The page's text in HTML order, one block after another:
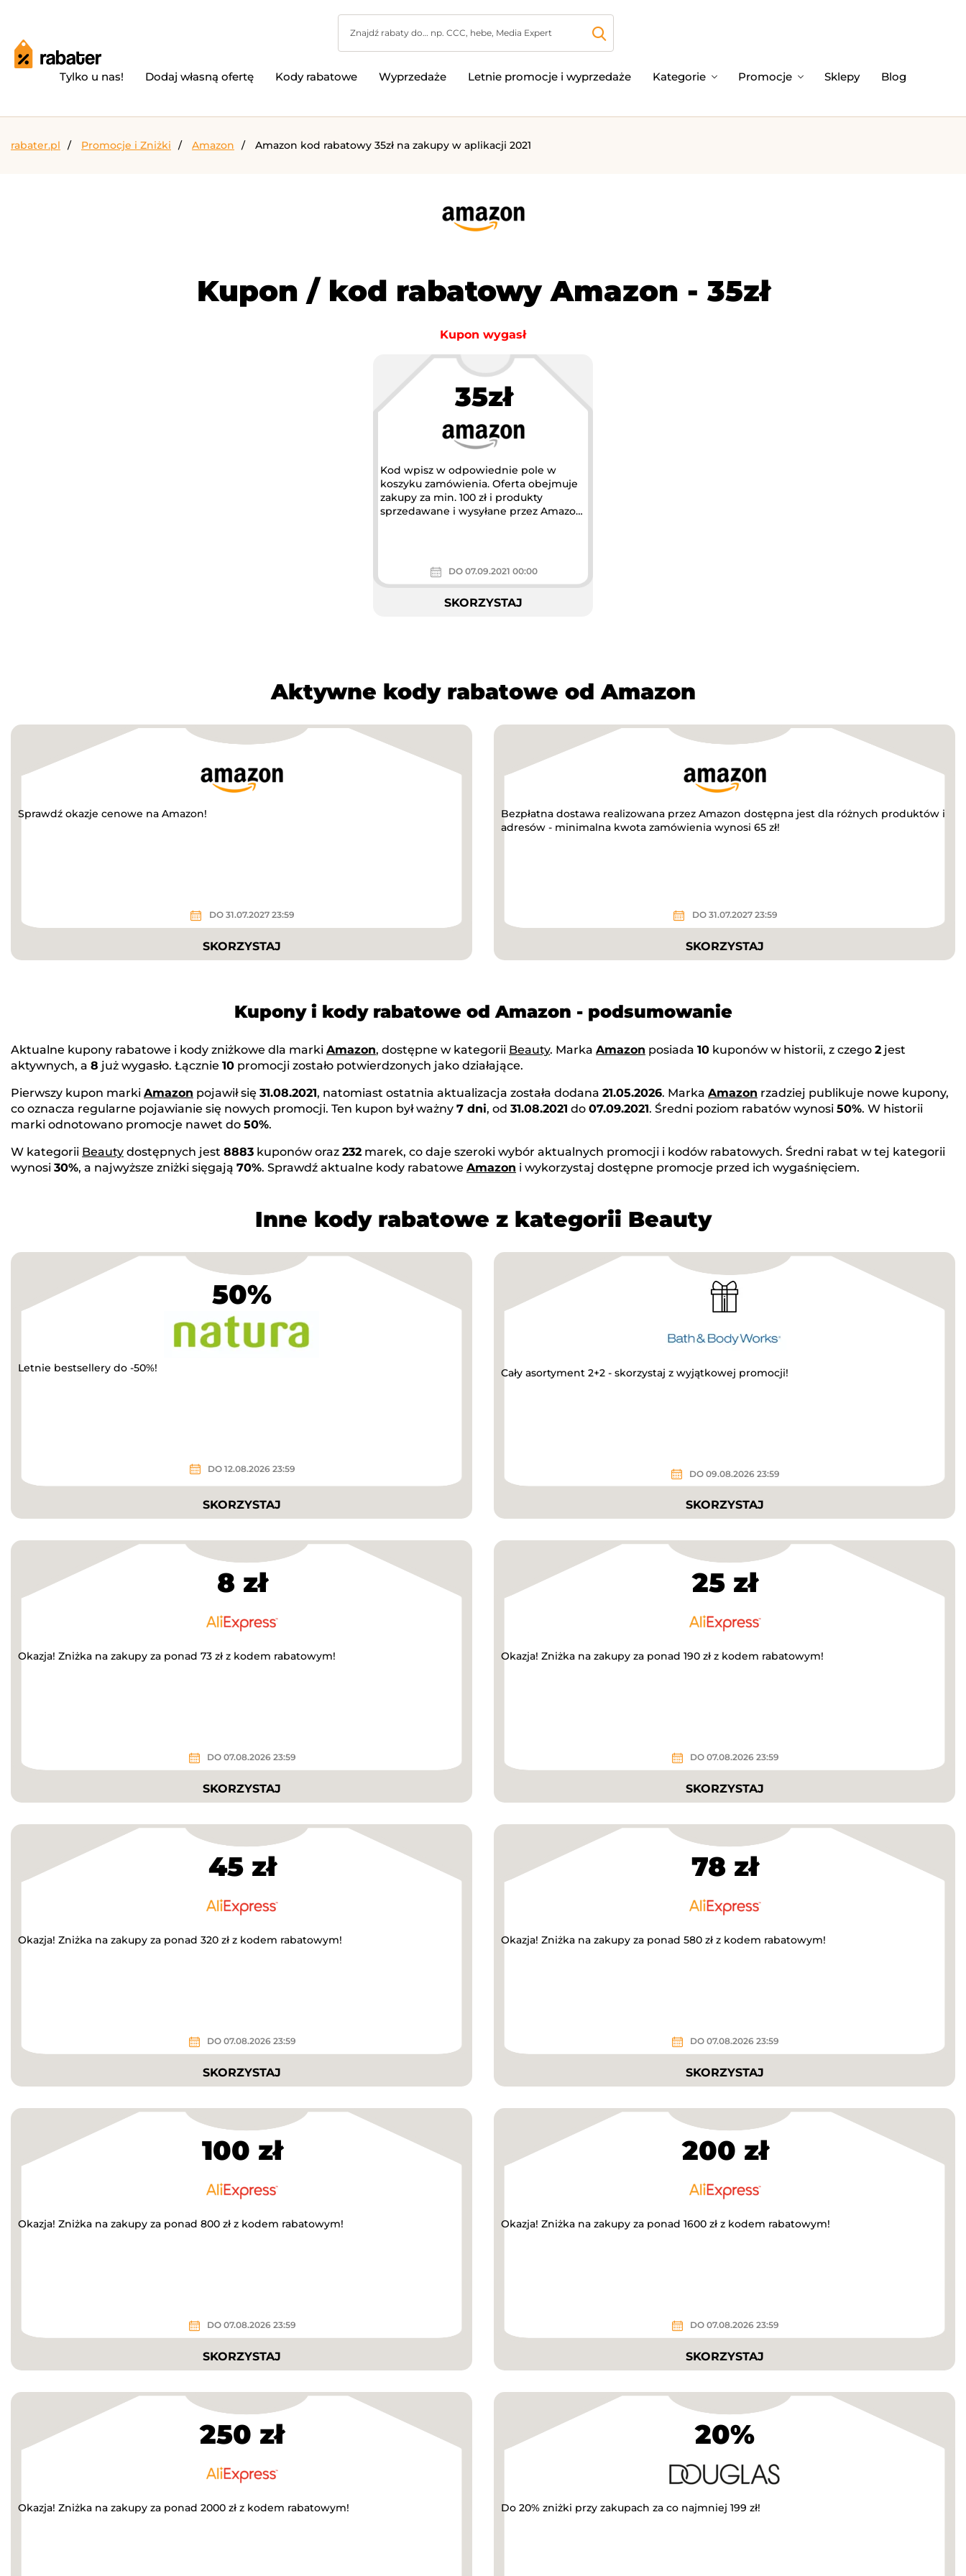
Tylko u nas! Dodaj własną ofertę Kody rabatowe Wyprzedaże Letnie promocje i wyprzedaże Kategorie Promocje Sklepy Blog
rabater.pl Promocje i Zniżki Amazon Amazon kod rabatowy 35zł na zakupy w aplikacji 2021
Kupon / kod rabatowy Amazon - 35zł
Kupon wygasł
35zł
Kod wpisz w odpowiednie pole w
koszyku zamówienia. Oferta obejmuje
zakupy za min. 100 zł i produkty
sprzedawane i wysyłane przez Amazon.
DO 07.09.2021 00:00
SKORZYSTAJ
Aktywne kody rabatowe od Amazon
Sprawdź okazje cenowe na Amazon!
DO 31.07.2027 23:59
SKORZYSTAJ
Bezpłatna dostawa realizowana przez Amazon dostępna jest dla różnych produktów i
adresów - minimalna kwota zamówienia wynosi 65 zł!
DO 31.07.2027 23:59
SKORZYSTAJ
Kupony i kody rabatowe od Amazon - podsumowanie
Aktualne kupony rabatowe i kody zniżkowe dla marki Amazon, dostępne w kategorii Beauty. Marka Amazon posiada 10 kuponów w historii, z czego 2 jest
aktywnych, a 8 już wygasło. Łącznie 10 promocji zostało potwierdzonych jako działające.
Pierwszy kupon marki Amazon pojawił się 31.08.2021, natomiast ostatnia aktualizacja została dodana 21.05.2026. Marka Amazon rzadziej publikuje nowe kupony,
co oznacza regularne pojawianie się nowych promocji. Ten kupon był ważny 7 dni, od 31.08.2021 do 07.09.2021. Średni poziom rabatów wynosi 50%. W historii
marki odnotowano promocje nawet do 50%.
W kategorii Beauty dostępnych jest 8883 kuponów oraz 232 marek, co daje szeroki wybór aktualnych promocji i kodów rabatowych. Średni rabat w tej kategorii
wynosi 30%, a najwyższe zniżki sięgają 70%. Sprawdź aktualne kody rabatowe Amazon i wykorzystaj dostępne promocje przed ich wygaśnięciem.
Inne kody rabatowe z kategorii Beauty
50%
Letnie bestsellery do -50%!
DO 12.08.2026 23:59
SKORZYSTAJ
Cały asortyment 2+2 - skorzystaj z wyjątkowej promocji!
DO 09.08.2026 23:59
SKORZYSTAJ
8 zł
Okazja! Zniżka na zakupy za ponad 73 zł z kodem rabatowym!
DO 07.08.2026 23:59
SKORZYSTAJ
25 zł
Okazja! Zniżka na zakupy za ponad 190 zł z kodem rabatowym!
DO 07.08.2026 23:59
SKORZYSTAJ
45 zł
Okazja! Zniżka na zakupy za ponad 320 zł z kodem rabatowym!
DO 07.08.2026 23:59
SKORZYSTAJ
78 zł
Okazja! Zniżka na zakupy za ponad 580 zł z kodem rabatowym!
DO 07.08.2026 23:59
SKORZYSTAJ
100 zł
Okazja! Zniżka na zakupy za ponad 800 zł z kodem rabatowym!
DO 07.08.2026 23:59
SKORZYSTAJ
200 zł
Okazja! Zniżka na zakupy za ponad 1600 zł z kodem rabatowym!
DO 07.08.2026 23:59
SKORZYSTAJ
250 zł
Okazja! Zniżka na zakupy za ponad 2000 zł z kodem rabatowym!
20%
Do 20% zniżki przy zakupach za co najmniej 199 zł!